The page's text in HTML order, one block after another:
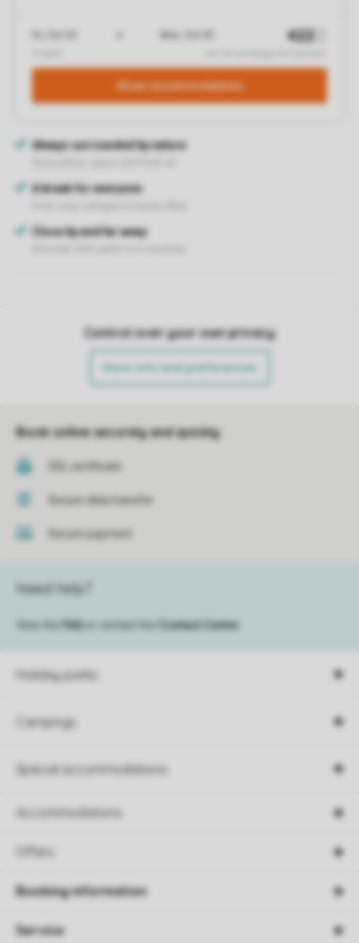
Control over your own privacy
More info and preferences
Book online securely and quickly
SSL certificate
Secure data transfer
Secure payment
Holiday parks
Campings
Special accommodations
Accommodations
Offers
Need help?
View the FAQ or contact the Contact Center
Booking information
Service